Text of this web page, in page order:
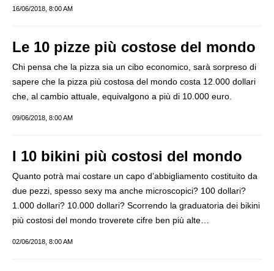
16/06/2018, 8:00 AM
Le 10 pizze più costose del mondo
Chi pensa che la pizza sia un cibo economico, sarà sorpreso di
sapere che la pizza più costosa del mondo costa 12.000 dollari
che, al cambio attuale, equivalgono a più di 10.000 euro.
09/06/2018, 8:00 AM
I 10 bikini più costosi del mondo
Quanto potrà mai costare un capo d’abbigliamento costituito da
due pezzi, spesso sexy ma anche microscopici? 100 dollari?
1.000 dollari? 10.000 dollari? Scorrendo la graduatoria dei bikini
più costosi del mondo troverete cifre ben più alte…
02/06/2018, 8:00 AM